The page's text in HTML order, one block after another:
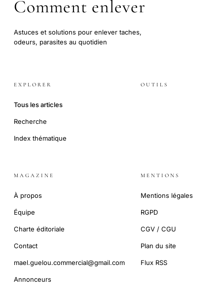
Comment enlever
Astuces et solutions pour enlever taches,
odeurs, parasites au quotidien
EXPLORER
Tous les articles
Recherche
Index thématique
OUTILS
MAGAZINE
À propos
Équipe
Charte éditoriale
Contact
mael.guelou.commercial@gmail.com
Annonceurs
MENTIONS
Mentions légales
RGPD
CGV / CGU
Plan du site
Flux RSS